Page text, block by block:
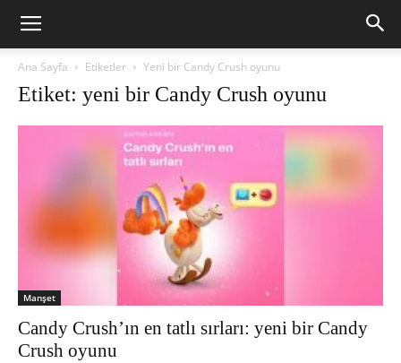
Ana Sayfa Etiketler Yeni bir Candy Crush oyunu
Etiket: yeni bir Candy Crush oyunu
Manşet
Candy Crush’ın en tatlı sırları: yeni bir Candy
Crush oyunu